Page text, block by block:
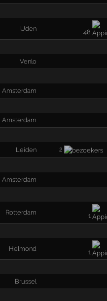
Uden 48
Venlo
Amsterdam
Amsterdam
Leiden 2
Amsterdam
Rotterdam 1
Helmond 1
Brussel